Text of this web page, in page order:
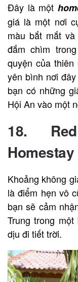
Đây là một
giá là một nơi
màu bắt mắt
đắm chìm
quyện của
yên bình nơi
bạn có những
Hội An vào một
18.